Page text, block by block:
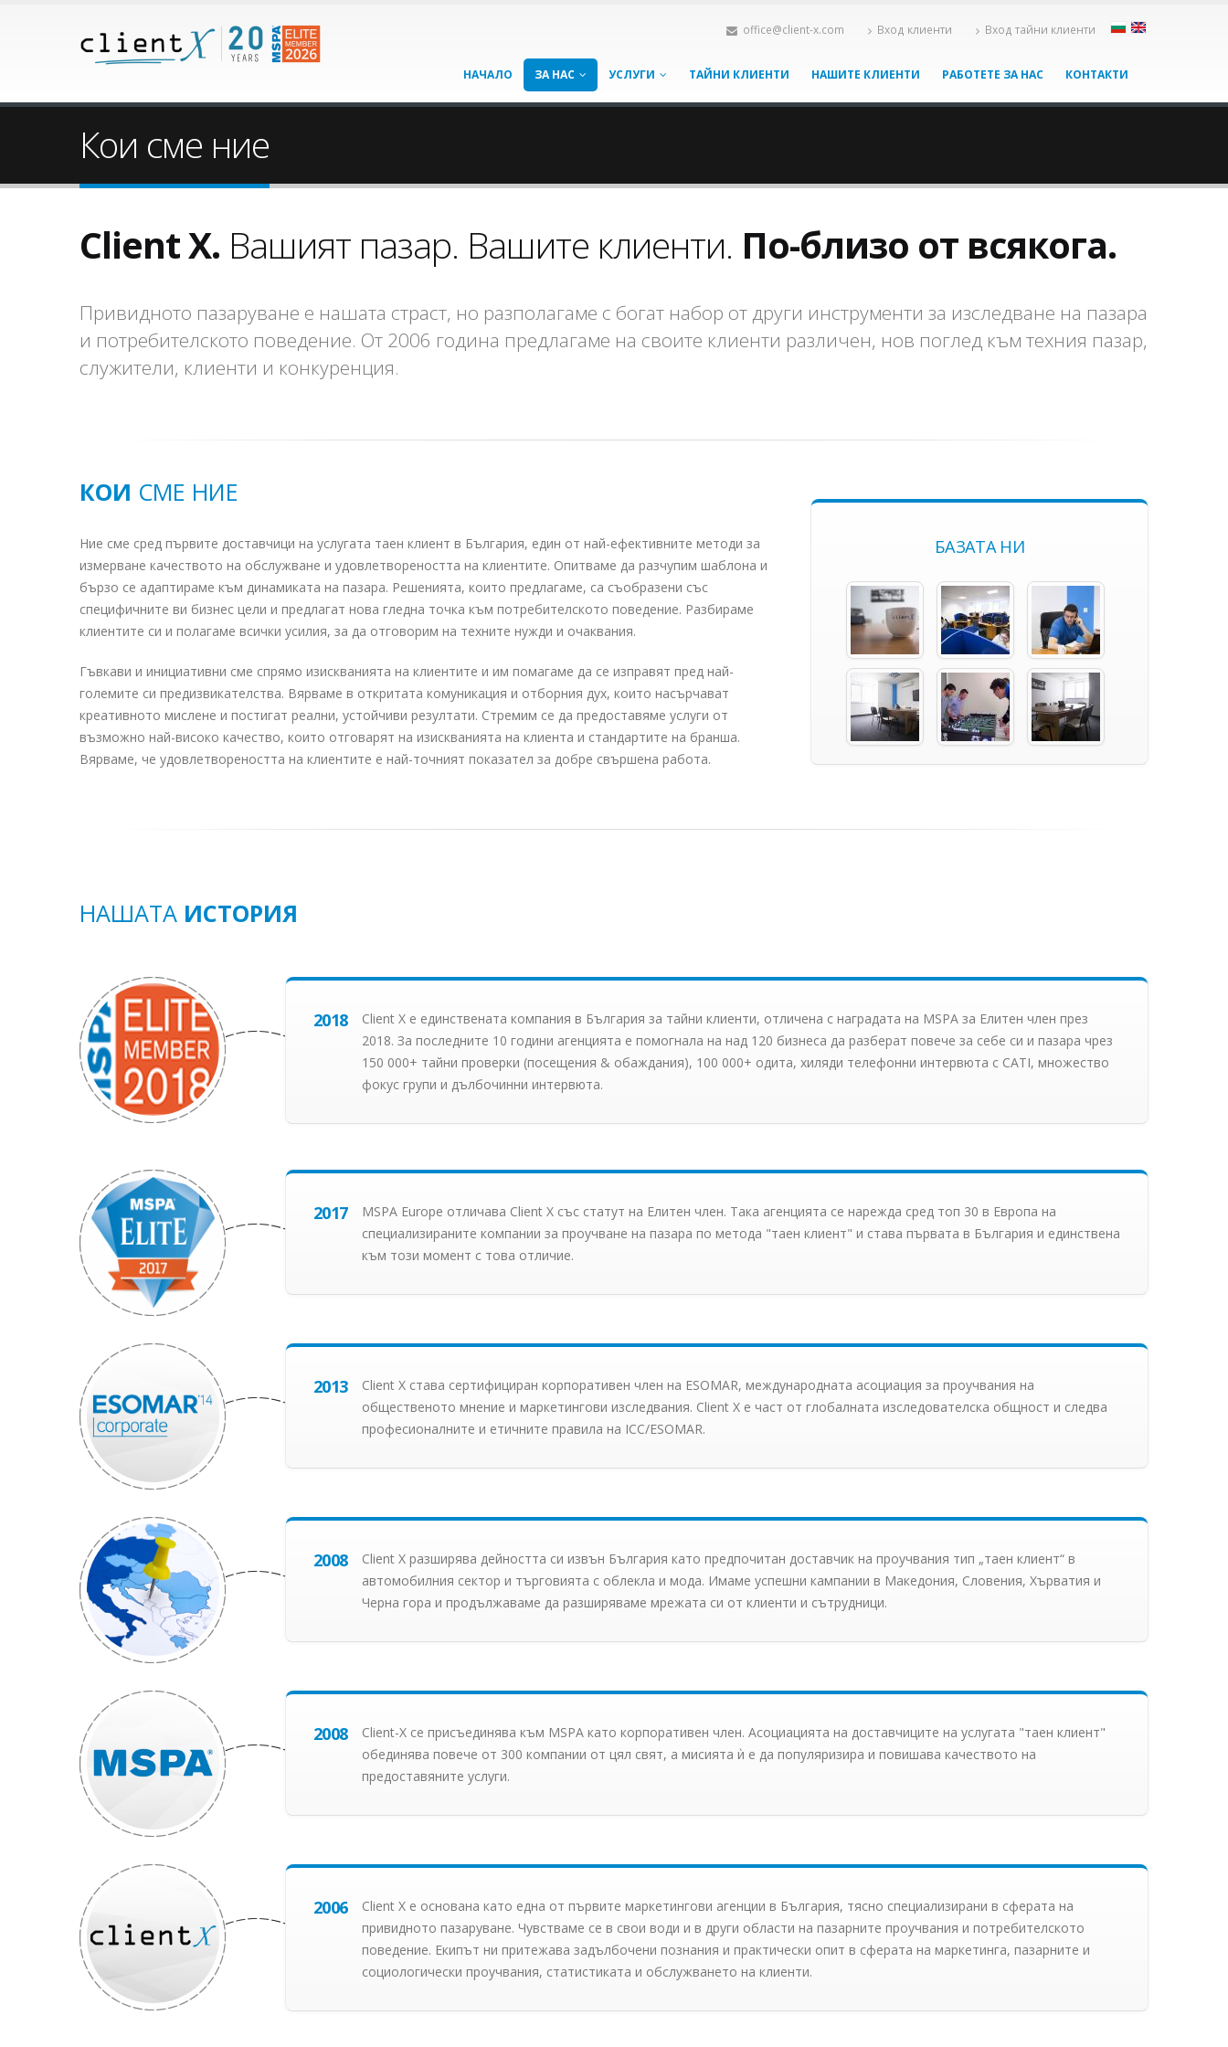
office@client-x.com Вход клиенти Вход тайни клиенти
НАЧАЛО ЗА НАС УСЛУГИ ТАЙНИ КЛИЕНТИ НАШИТЕ КЛИЕНТИ РАБОТЕТЕ ЗА НАС КОНТАКТИ
Кои сме ние
Client X. Вашият пазар. Вашите клиенти. По-близо от всякога.
Привидното пазаруване е нашата страст, но разполагаме с богат набор от други инструменти за изследване на пазара
и потребителското поведение. От 2006 година предлагаме на своите клиенти различен, нов поглед към техния пазар,
служители, клиенти и конкуренция.
КОИ СМЕ НИЕ
Ние сме сред първите доставчици на услугата таен клиент в България, един от най-ефективните методи за
измерване качеството на обслужване и удовлетвореността на клиентите. Опитваме да разчупим шаблона и
бързо се адаптираме към динамиката на пазара. Решенията, които предлагаме, са съобразени със
специфичните ви бизнес цели и предлагат нова гледна точка към потребителското поведение. Разбираме
клиентите си и полагаме всички усилия, за да отговорим на техните нужди и очаквания.
Гъвкави и инициативни сме спрямо изискванията на клиентите и им помагаме да се изправят пред най-
големите си предизвикателства. Вярваме в откритата комуникация и отборния дух, които насърчават
креативното мислене и постигат реални, устойчиви резултати. Стремим се да предоставяме услуги от
възможно най-високо качество, които отговарят на изискванията на клиента и стандартите на бранша.
Вярваме, че удовлетвореността на клиентите е най-точният показател за добре свършена работа.
БАЗАТА НИ
НАШАТА ИСТОРИЯ
2018
Client X е единствената компания в България за тайни клиенти, отличена с наградата на MSPA за Елитен член през
2018. За последните 10 години агенцията е помогнала на над 120 бизнеса да разберат повече за себе си и пазара чрез
150 000+ тайни проверки (посещения & обаждания), 100 000+ одита, хиляди телефонни интервюта с CATI, множество
фокус групи и дълбочинни интервюта.
2017
MSPA Europe отличава Client X със статут на Елитен член. Така агенцията се нарежда сред топ 30 в Европа на
специализираните компании за проучване на пазара по метода "таен клиент" и става първата в България и единствена
към този момент с това отличие.
2013
Client Х става сертифициран корпоративен член на ESOMAR, международната асоциация за проучвания на
общественото мнение и маркетингови изследвания. Client X е част от глобалната изследователска общност и следва
професионалните и етичните правила на ICC/ESOMAR.
2008
Client X разширява дейността си извън България като предпочитан доставчик на проучвания тип „таен клиент“ в
автомобилния сектор и търговията с облекла и мода. Имаме успешни кампании в Македония, Словения, Хърватия и
Черна гора и продължаваме да разширяваме мрежата си от клиенти и сътрудници.
2008
Client-X се присъединява към MSPA като корпоративен член. Асоциацията на доставчиците на услугата "таен клиент"
обединява повече от 300 компании от цял свят, а мисията ѝ е да популяризира и повишава качеството на
предоставяните услуги.
2006
Client X е основана като една от първите маркетингови агенции в България, тясно специализирани в сферата на
привидното пазаруване. Чувстваме се в свои води и в други области на пазарните проучвания и потребителското
поведение. Екипът ни притежава задълбочени познания и практически опит в сферата на маркетинга, пазарните и
социологически проучвания, статистиката и обслужването на клиенти.